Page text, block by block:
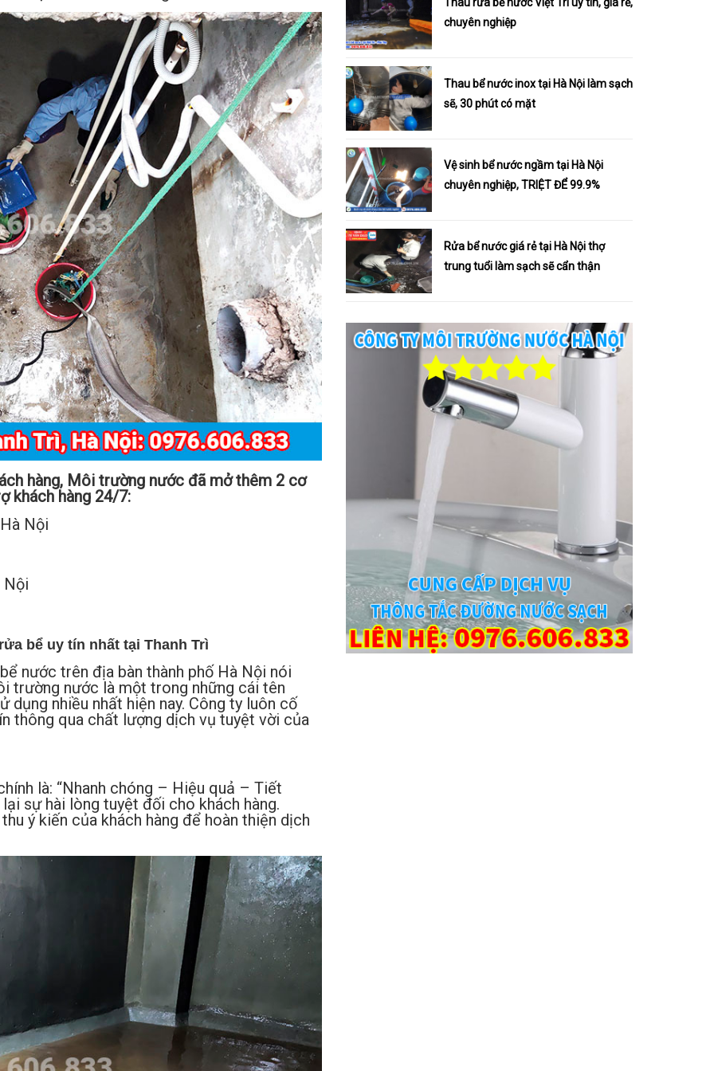
hàng, Môi trường nước đã mở thêm 2 cơ
khách hàng 24/7:
Nội
Nội
bể uy tín nhất tại Thanh Trì
nước trên địa bàn thành phố Hà Nội nói
trường nước là một trong những cái tên
nhiều nhất hiện nay. Công ty luôn cố
thông qua chất lượng dịch vụ tuyệt vời của
là: “Nhanh chóng – Hiệu quả – Tiết
sự hài lòng tuyệt đối cho khách hàng.
ý kiến của khách hàng để hoàn thiện dịch
Thau rửa bể nước Việt Trì uy tín, giá rẻ,
chuyên nghiệp
Thau bể nước inox tại Hà Nội làm sạch
sẽ, 30 phút có mặt
Vệ sinh bể nước ngầm tại Hà Nội
chuyên nghiệp, TRIỆT ĐỂ 99.9%
Rửa bể nước giá rẻ tại Hà Nội thợ
trung tuổi làm sạch sẽ cẩn thận